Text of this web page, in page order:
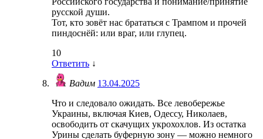
русской души.
Тот, кто зовёт нас брататься с Трампом и прочей
пиндоснёй: или враг, или глупец.
10
Ответить ↓
Вадим 13.04.2025
Что и следовало ожидать. Все левобережье
Украины, включая Киев, Одессу, Николаев,
освободить от скачущих укрохохлов. Из остатка
Урины сделать буферную зону — можно немного